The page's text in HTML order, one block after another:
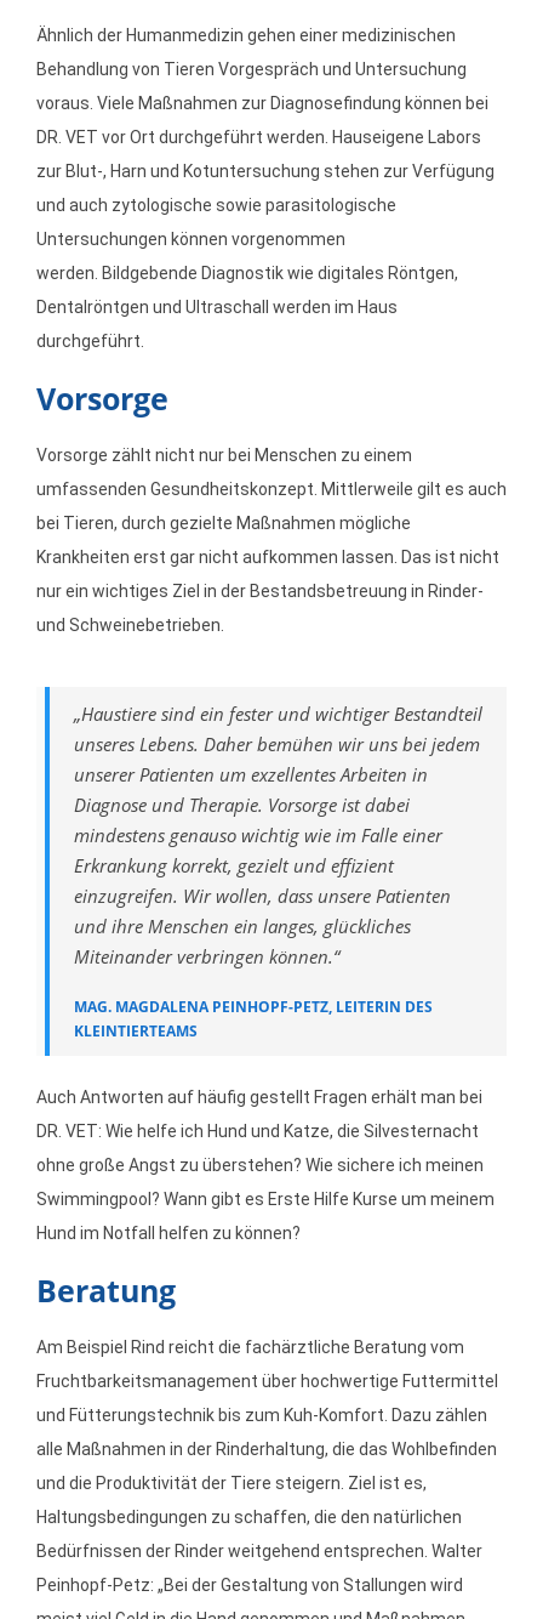
Ähnlich der Humanmedizin gehen einer medizinischen
Behandlung von Tieren Vorgespräch und Untersuchung
voraus. Viele Maßnahmen zur Diagnosefindung können bei
DR. VET vor Ort durchgeführt werden. Hauseigene Labors
zur Blut-, Harn und Kotuntersuchung stehen zur Verfügung
und auch zytologische sowie parasitologische
Untersuchungen können vorgenommen
werden. Bildgebende Diagnostik wie digitales Röntgen,
Dentalröntgen und Ultraschall werden im Haus
durchgeführt.
Vorsorge
Vorsorge zählt nicht nur bei Menschen zu einem
umfassenden Gesundheitskonzept. Mittlerweile gilt es auch
bei Tieren, durch gezielte Maßnahmen mögliche
Krankheiten erst gar nicht aufkommen lassen. Das ist nicht
nur ein wichtiges Ziel in der Bestandsbetreuung in Rinder-
und Schweinebetrieben.
„Haustiere sind ein fester und wichtiger Bestandteil
unseres Lebens. Daher bemühen wir uns bei jedem
unserer Patienten um exzellentes Arbeiten in
Diagnose und Therapie. Vorsorge ist dabei
mindestens genauso wichtig wie im Falle einer
Erkrankung korrekt, gezielt und effizient
einzugreifen. Wir wollen, dass unsere Patienten
und ihre Menschen ein langes, glückliches
Miteinander verbringen können.“
MAG. MAGDALENA PEINHOPF-PETZ, LEITERIN DES
KLEINTIERTEAMS
Auch Antworten auf häufig gestellt Fragen erhält man bei
DR. VET: Wie helfe ich Hund und Katze, die Silvesternacht
ohne große Angst zu überstehen? Wie sichere ich meinen
Swimmingpool? Wann gibt es Erste Hilfe Kurse um meinem
Hund im Notfall helfen zu können?
Beratung
Am Beispiel Rind reicht die fachärztliche Beratung vom
Fruchtbarkeitsmanagement über hochwertige Futtermittel
und Fütterungstechnik bis zum Kuh-Komfort. Dazu zählen
alle Maßnahmen in der Rinderhaltung, die das Wohlbefinden
und die Produktivität der Tiere steigern. Ziel ist es,
Haltungsbedingungen zu schaffen, die den natürlichen
Bedürfnissen der Rinder weitgehend entsprechen. Walter
Peinhopf-Petz: „Bei der Gestaltung von Stallungen wird